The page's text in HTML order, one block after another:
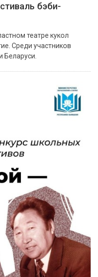
бэби-
театре кукол
Среди участников
Беларуси.